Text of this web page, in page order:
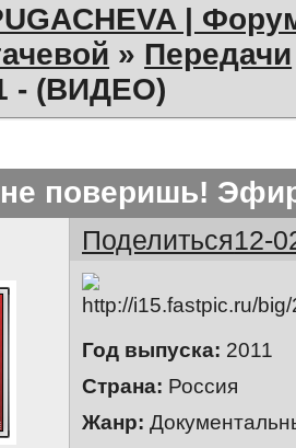
|
» Передачи
- (ВИДЕО)
поверишь!
Поделиться12-
Год выпуска: 2011
Страна: Россия
Жанр: